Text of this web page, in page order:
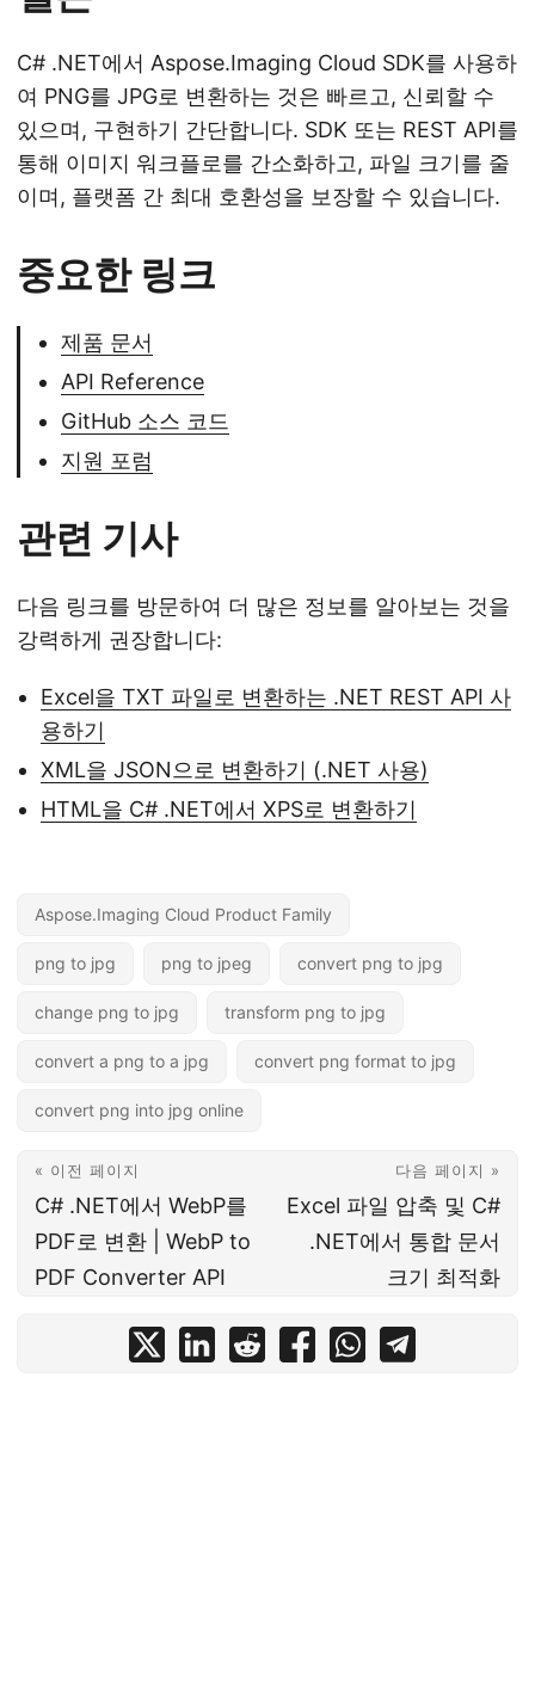
C# .NET에서 Aspose.Imaging Cloud SDK를 사용하
여 PNG를 JPG로 변환하는 것은 빠르고, 신뢰할 수
있으며, 구현하기 간단합니다. SDK 또는 REST API를
통해 이미지 워크플로를 간소화하고, 파일 크기를 줄
이며, 플랫폼 간 최대 호환성을 보장할 수 있습니다.
중요한 링크
제품 문서
API Reference
GitHub 소스 코드
지원 포럼
관련 기사
다음 링크를 방문하여 더 많은 정보를 알아보는 것을
강력하게 권장합니다:
Excel을 TXT 파일로 변환하는 .NET REST API 사
용하기
XML을 JSON으로 변환하기 (.NET 사용)
HTML을 C# .NET에서 XPS로 변환하기
Aspose.Imaging Cloud Product Family
png to jpg png to jpeg convert png to jpg
change png to jpg transform png to jpg
convert a png to a jpg convert png format to jpg
convert png into jpg online
« 이전 페이지
C# .NET에서 WebP를
PDF로 변환 | WebP to
PDF Converter API
다음 페이지 »
Excel 파일 압축 및 C#
.NET에서 통합 문서
크기 최적화